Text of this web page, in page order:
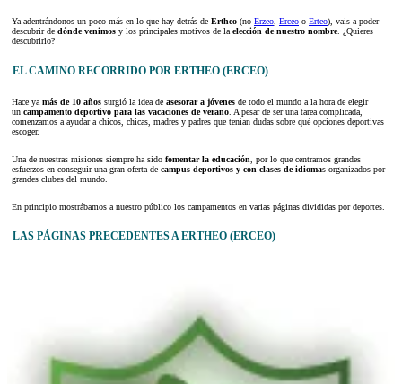
Ya adentrándonos un poco más en lo que hay detrás de Ertheo (no Erzeo Erceo o Erteo), vais a poder
descubrir de dónde venimos y los principales motivos de la elección de nuestro nombre. ¿Quieres
descubrirlo?
EL CAMINO RECORRIDO POR ERTHEO (ERCEO)
Hace ya más de 10 años surgió la idea de asesorar a jóvenes de todo el mundo a la hora de elegir
un campamento deportivo para las vacaciones de verano . A pesar de ser una tarea complicada,
comenzamos a ayudar a chicos, chicas, madres y padres que tenían dudas sobre qué opciones deportivas
escoger.
Una de nuestras misiones siempre ha sido fomentar la educación , por lo que centramos grandes
esfuerzos en conseguir una gran oferta de campus deportivos y con clases de idiomas organizados por
grandes clubes del mundo.
En principio mostrábamos a nuestro público los campamentos en varias páginas divididas por deportes.
LAS PÁGINAS PRECEDENTES A ERTHEO (ERCEO)